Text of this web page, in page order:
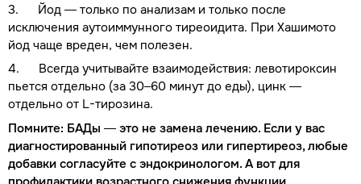
3. Йод — только по анализам и только после
исключения аутоиммунного тиреоидита. При Хашимото
йод чаще вреден, чем полезен.
4. Всегда учитывайте взаимодействия: левотироксин
пьется отдельно (за 30–60 минут до еды), цинк —
отдельно от L-тирозина.
Помните: БАДы — это не замена лечению. Если у вас
диагностированный гипотиреоз или гипертиреоз, любые
добавки согласуйте с эндокринологом. А вот для